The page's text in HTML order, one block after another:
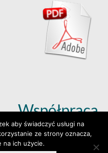
Współpraca
Dowiedz się więcej (klik)
aby świadczyć usługi na
ze strony oznacza,
na ich użycie.